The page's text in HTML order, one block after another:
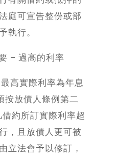
庭可宣告整份或部
執行。
– 過高的利率
高實際利率為年息
按放債人條例第二
約所訂實際利率超
，且放債人更可被
立法會予以修訂，